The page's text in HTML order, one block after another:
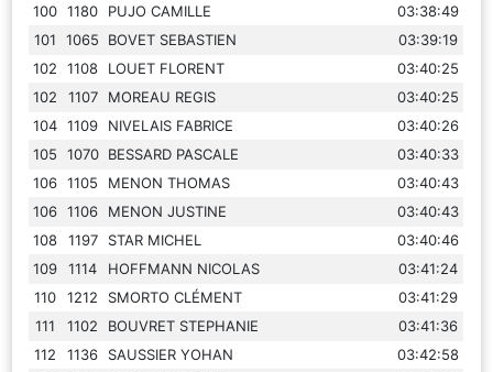
100 1180 PUJO CAMILLE
03:38:49
101
1065 BOVET SEBASTIEN
03:39:19
102
1108 LOUET FLORENT
03:40:25
102
1107 MOREAU REGIS
03:40:25
104 1109 NIVELAIS FABRICE
03:40:26
105
1070 BESSARD PASCALE
03:40:33
106 1105 MENON THOMAS
03:40:43
106 1106 MENON JUSTINE
03:40:43
108
1197 STAR MICHEL
03:40:46
109
1114 HOFFMANN NICOLAS
03:41:24
110
1212 SMORTO CLÉMENT
03:41:29
111
1102 BOUVRET STEPHANIE
03:41:36
112
1136 SAUSSIER YOHAN
03:42:58